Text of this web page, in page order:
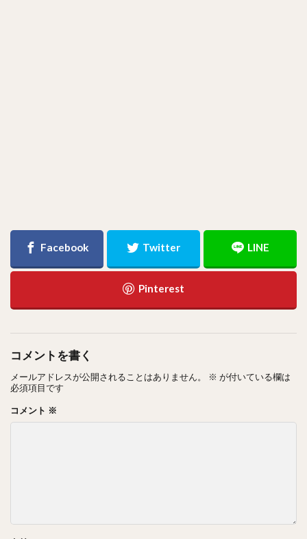
コメントを書く
メールアドレスが公開されることはありません。 ※ が付いている欄は
必須項目です
コメント ※